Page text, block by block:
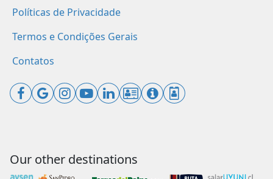
Políticas de Privacidade
Termos e Condições Gerais
Contatos
Our other destinations